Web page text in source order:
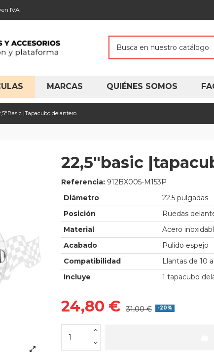
IVA
MARCAS QUIÉNES SOMOS
|Tapacubo delantero
22,5"basic
Referencia: 912BX005-M153P
Diámetro
22.5 pulgadas
Posición
Ruedas
Material
Acero
Acabado
Pulido espejo
Compatibilidad
Llantas de 10
Incluye
1 tapacubo
24,80 € 31,00 € -20%